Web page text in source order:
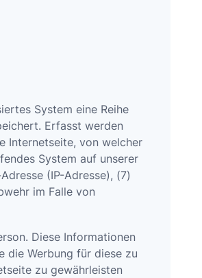
System eine Reihe
Erfasst werden
Internetseite, von welcher
System auf unserer
(IP-Adresse), (7)
im Falle von
Diese Informationen
die Werbung für diese zu
zu gewährleisten